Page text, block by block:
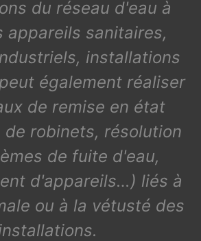
du réseau d'eau à
appareils sanitaires,
installations
également réaliser
de remise en état
de robinets, résolution
de fuite d'eau,
d'appareils…) liés à
ou à la vétusté des